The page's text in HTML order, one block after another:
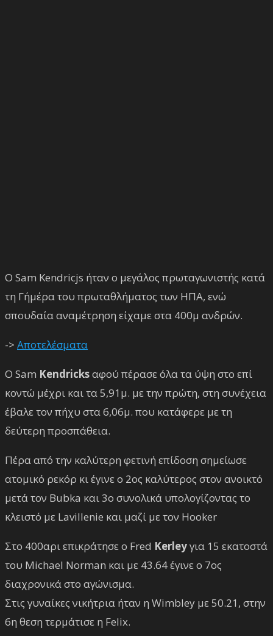
Ο Sam Kendricjs ήταν ο μεγάλος πρωταγωνιστής κατά
τη Γ΄ημέρα του πρωταθλήματος των ΗΠΑ, ενώ
σπουδαία αναμέτρηση είχαμε στα 400μ ανδρών.
-> Αποτελέσματα
Ο Sam Kendricksαφού πέρασε όλα τα ύψη στο επί
κοντώ μέχρι και τα 5,91μ. με την πρώτη, στη συνέχεια
έβαλε τον πήχυ στα 6,06μ. που κατάφερε με τη
δεύτερη προσπάθεια.
Πέρα από την καλύτερη φετινή επίδοση σημείωσε
ατομικό ρεκόρ κι έγινε ο 2ος καλύτερος στον ανοικτό
μετά τον Bubka και 3ο συνολικά υπολογίζοντας το
κλειστό με Lavillenie και μαζί με τον Hooker
Στο 400αρι επικράτησε ο Fred Kerleyγια 15 εκατοστά
του Michael Norman και με 43.64 έγινε ο 7ος
διαχρονικά στο αγώνισμα.
Στις γυναίκες νικήτρια ήταν η Wimbley με 50.21, στην
6η θεση τερμάτισε η Felix.